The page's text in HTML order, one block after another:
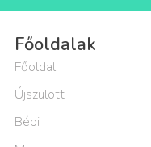
Főoldalak
Főoldal
Újszülött
Bébi